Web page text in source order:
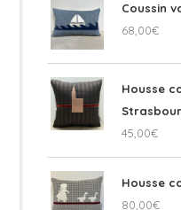
Coussin
68,00€
Housse
45,00€
Housse
80,00€